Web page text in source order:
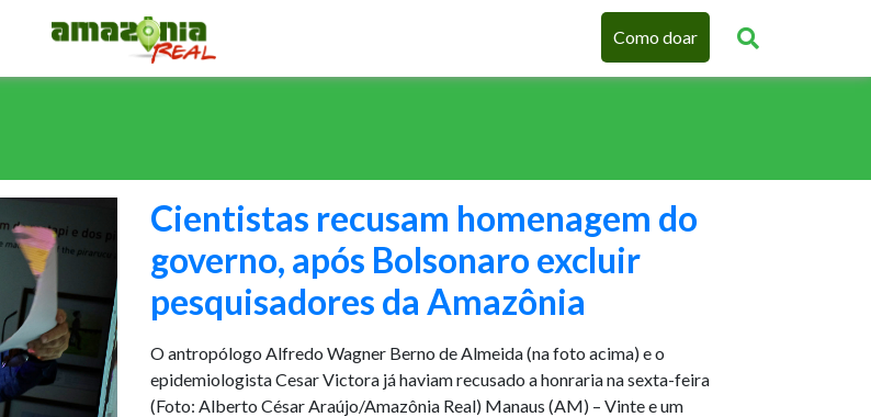
Como doar
Cientistas recusam homenagem do
governo, após Bolsonaro excluir
pesquisadores da Amazônia
O antropólogo Alfredo Wagner Berno de Almeida (na foto acima) e o
epidemiologista Cesar Victora já haviam recusado a honraria na sexta-feira
(Foto: Alberto César Araújo/Amazônia Real) Manaus (AM) – Vinte e um